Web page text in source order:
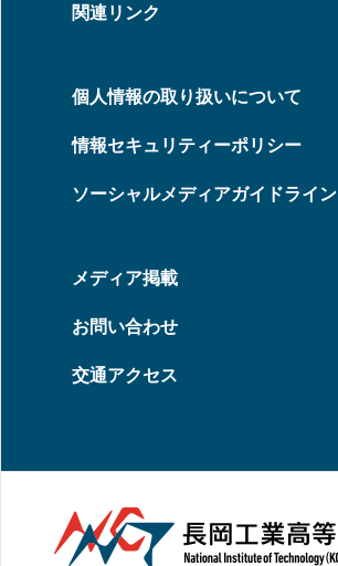
関連リンク
個人情報の取り扱いについて
情報セキュリティーポリシー
ソーシャルメディアガイドライン
メディア掲載
お問い合わせ
交通アクセス